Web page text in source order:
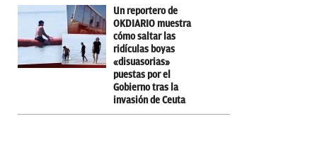
Un reportero de
OKDIARIO muestra
cómo saltar las
ridículas boyas
«disuasorias»
puestas por el
Gobierno tras la
invasión de Ceuta